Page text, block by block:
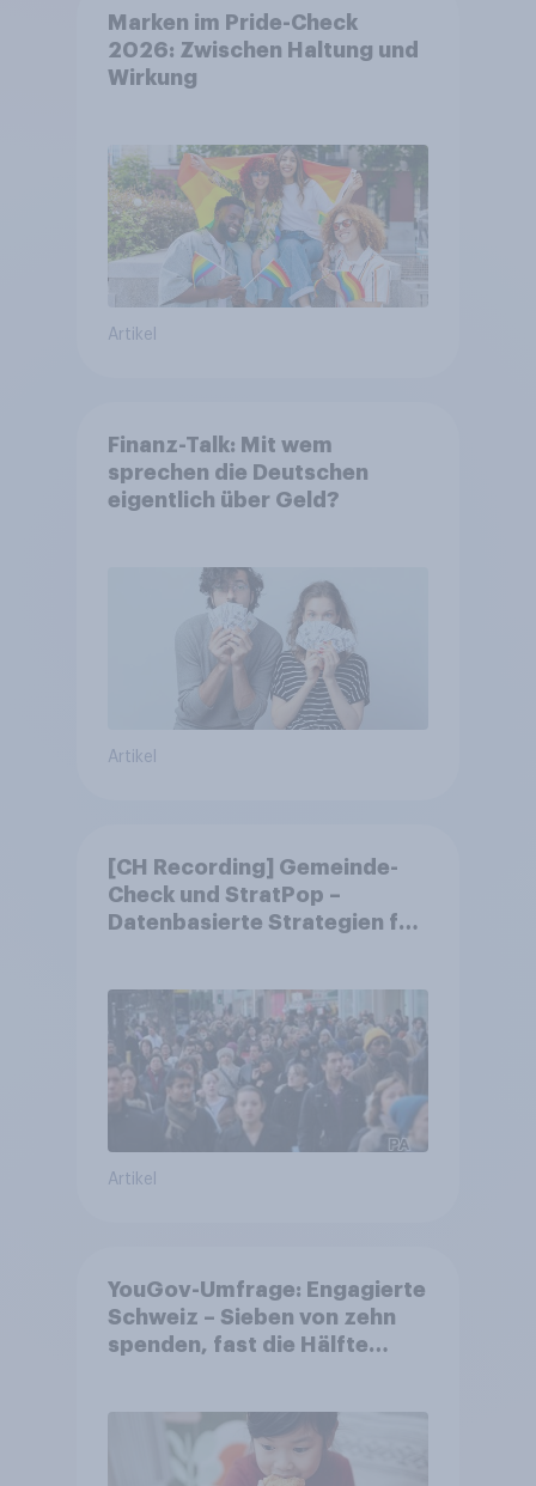
Marken im Pride-Check
2026: Zwischen Haltung und
Wirkung
Artikel
Finanz-Talk: Mit wem
sprechen die Deutschen
eigentlich über Geld?
Artikel
[CH Recording] Gemeinde-
Check und StratPop –
Datenbasierte Strategien für
Artikel
YouGov-Umfrage: Engagierte
Schweiz – Sieben von zehn
spenden, fast die Hälfte